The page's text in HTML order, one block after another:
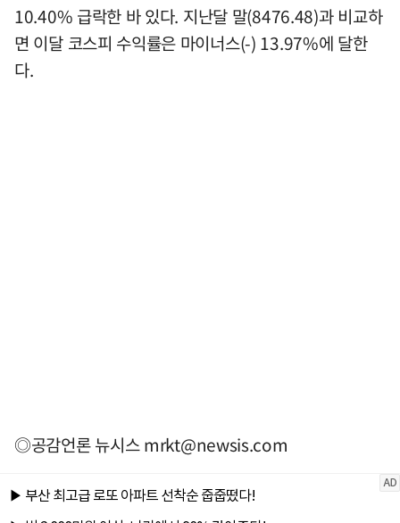
10.40% 급락한 바 있다. 지난달 말(8476.48)과 비교하
면 이달 코스피 수익률은 마이너스(-) 13.97%에 달한
다.
◎공감언론 뉴시스mrkt@newsis.com